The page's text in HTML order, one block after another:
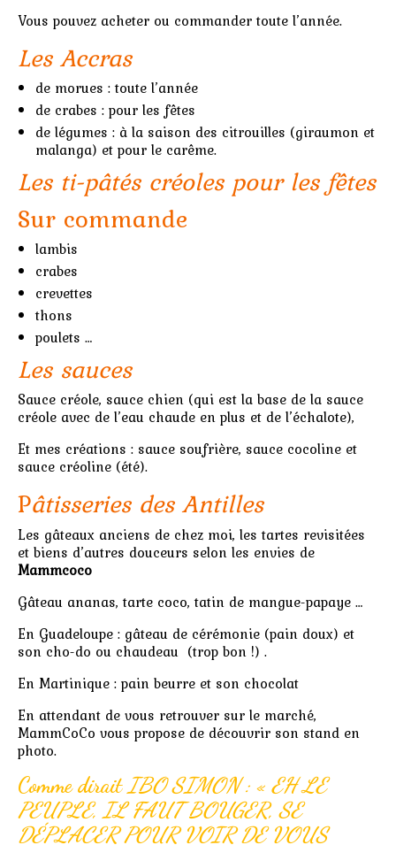
Vous pouvez acheter ou commander toute l’année.
Les Accras
de morues : toute l’année
de crabes : pour les fêtes
de légumes : à la saison des citrouilles (giraumon et
malanga) et pour le carême.
Les ti-pâtés créoles pour les fêtes
Sur commande
lambis
crabes
crevettes
thons
poulets …
Les sauces
Sauce créole, sauce chien (qui est la base de la sauce
créole avec de l’eau chaude en plus et de l’échalote),
Et mes créations : sauce soufrière, sauce cocoline et
sauce créoline (été).
Pâtisseries des Antilles
Les gâteaux anciens de chez moi, les tartes revisitées
et biens d’autres douceurs selon les envies de
Mammcoco
Gâteau ananas, tarte coco, tatin de mangue-papaye …
En Guadeloupe : gâteau de cérémonie (pain doux) et
son cho-do ou chaudeau (trop bon !) .
En Martinique : pain beurre et son chocolat
En attendant de vous retrouver sur le marché,
MammCoCo vous propose de découvrir son stand en
photo.
Comme diraitIBO SIMON : « EH LE
PEUPLE, IL FAUT BOUGER, SE
DÉPLACER POUR VOIR DE VOUS